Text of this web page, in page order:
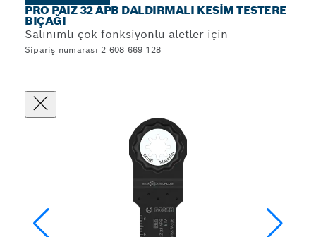
PRO PAIZ 32 APB DALDIRMALI KESIM TESTERE
BIÇAĞI
Salınımlı çok fonksiyonlu aletler için
Sipariş numarası 2 608 669 128